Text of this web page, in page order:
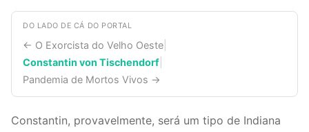
DO LADO DE CÁ DO PORTAL
← O Exorcista do Velho Oeste
Constantin von Tischendorf
Pandemia de Mortos Vivos →
Constantin, provavelmente, será um tipo de Indiana